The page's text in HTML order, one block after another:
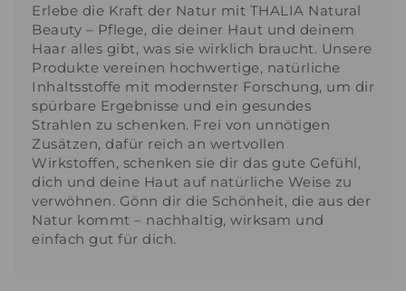
Erlebe die Kraft der Natur mit THALIA Natural
Beauty – Pflege, die deiner Haut und deinem
Haar alles gibt, was sie wirklich braucht. Unsere
Produkte vereinen hochwertige, natürliche
Inhaltsstoffe mit modernster Forschung, um dir
spürbare Ergebnisse und ein gesundes
Strahlen zu schenken. Frei von unnötigen
Zusätzen, dafür reich an wertvollen
Wirkstoffen, schenken sie dir das gute Gefühl,
dich und deine Haut auf natürliche Weise zu
verwöhnen. Gönn dir die Schönheit, die aus der
Natur kommt – nachhaltig, wirksam und
einfach gut für dich.